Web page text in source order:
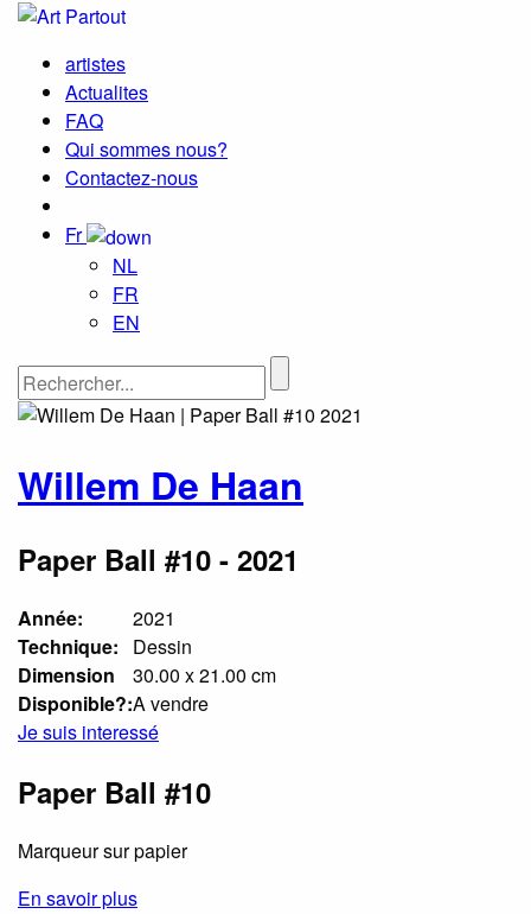
artistes
Actualites
FAQ
Qui sommes nous?
Contactez-nous
Fr
NL
FR
EN
Willem De Haan
Paper Ball #10 - 2021
Année:
2021
Technique:
Dessin
Dimension
30.00 x 21.00 cm
Disponible?:A vendre
Je suis interessé
Paper Ball #10
Marqueur sur papier
En savoir plus